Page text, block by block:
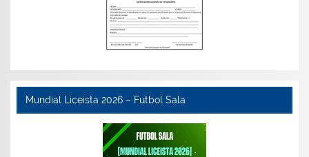
Mundial Liceista 2026 – Futbol Sala